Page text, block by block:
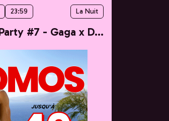
23:59 La Nuit
It's B(ea)ch Party #7 - Gaga x Dua